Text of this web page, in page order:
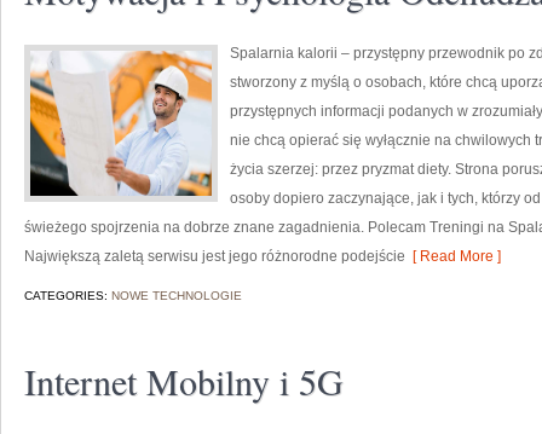
Spalarnia kalorii – przystępny przewodnik po
stworzony z myślą o osobach, które chcą
przystępnych informacji podanych w
nie chcą opierać się wyłącznie na chwilowych
życia szerzej: przez pryzmat diety. Strona
osoby dopiero zaczynające, jak i tych, którzy
świeżego spojrzenia na dobrze znane zagadnienia. Polecam Treningi na
Największą zaletą serwisu jest jego różnorodne podejście [ Read More ]
CATEGORIES: NOWE TECHNOLOGIE
Internet Mobilny i 5G